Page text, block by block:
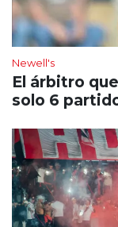
Newell's
El árbitro
solo 6